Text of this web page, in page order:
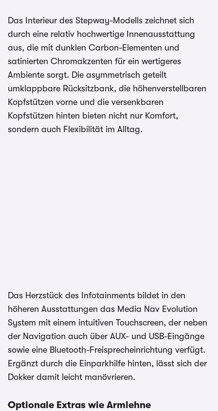
Das Interieur des Stepway-Modells zeichnet sich
durch eine relativ hochwertige Innenausstattung
aus, die mit dunklen Carbon-Elementen und
satinierten Chromakzenten für ein wertigeres
Ambiente sorgt. Die asymmetrisch geteilt
umklappbare Rücksitzbank, die höhenverstellbaren
Kopfstützen vorne und die versenkbaren
Kopfstützen hinten bieten nicht nur Komfort,
sondern auch Flexibilität im Alltag.
Das Herzstück des Infotainments bildet in den
höheren Ausstattungen das Media Nav Evolution
System mit einem intuitiven Touchscreen, der neben
der Navigation auch über AUX- und USB-Eingänge
sowie eine Bluetooth-Freisprecheinrichtung verfügt.
Ergänzt durch die Einparkhilfe hinten, lässt sich der
Dokker damit leicht manövrieren.
Optionale Extras wie Armlehne